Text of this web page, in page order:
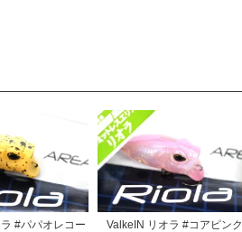
#パパオレコー
ValkeIN リオラ #コアピンク